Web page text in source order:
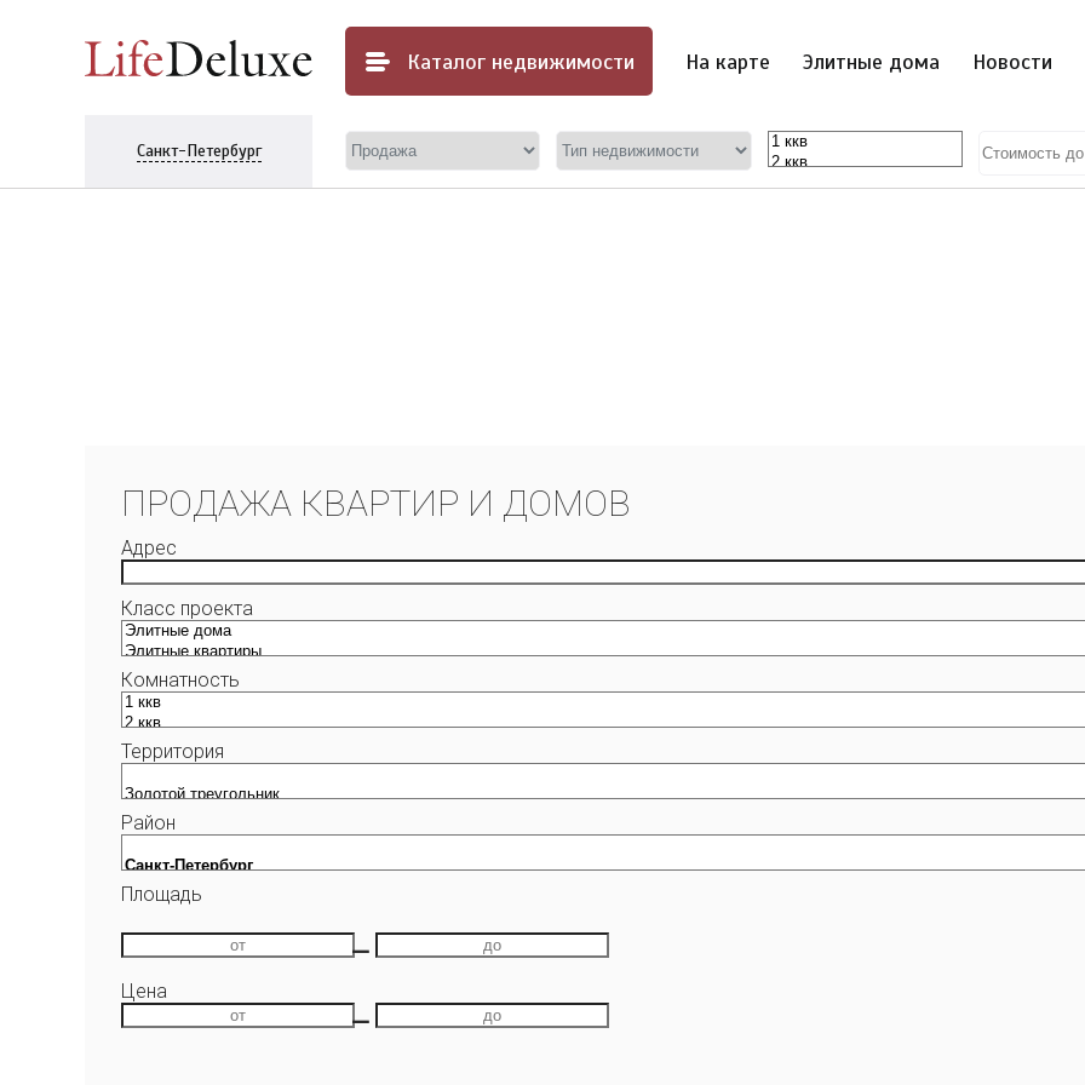
Каталог недвижимости На карте Элитные дома Новости
Санкт-Петербург
ПРОДАЖА КВАРТИР И ДОМОВ
Адрес
Класс проекта
Комнатность
Территория
Район
Площадь
—
Цена
—